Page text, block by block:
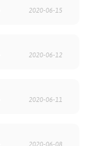
2020-06-15
2020-06-12
2020-06-11